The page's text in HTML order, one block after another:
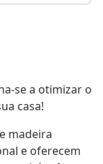
se a otimizar o
casa!
madeira
e oferecem